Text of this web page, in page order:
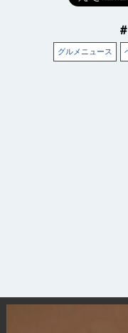
グルメニュース